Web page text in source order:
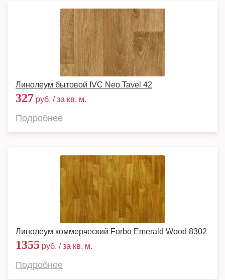
Линолеум бытовой IVC Neo Tavel 42
327 руб. / за кв. м.
Подробнее
Линолеум коммерческий Forbo Emerald Wood 8302
1355 руб. / за кв. м.
Подробнее